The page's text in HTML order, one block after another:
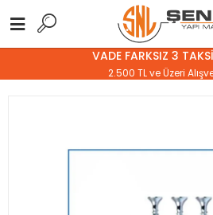
VADE FARKSIZ 3
2.500 TL ve Üzeri